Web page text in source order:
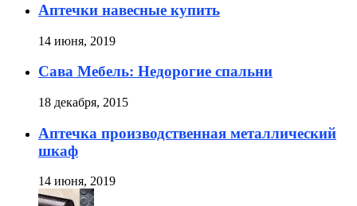
Аптечки навесные купить
14 июня, 2019
Сава Мебель: Недорогие спальни
18 декабря, 2015
Аптечка производственная металлический
шкаф
14 июня, 2019